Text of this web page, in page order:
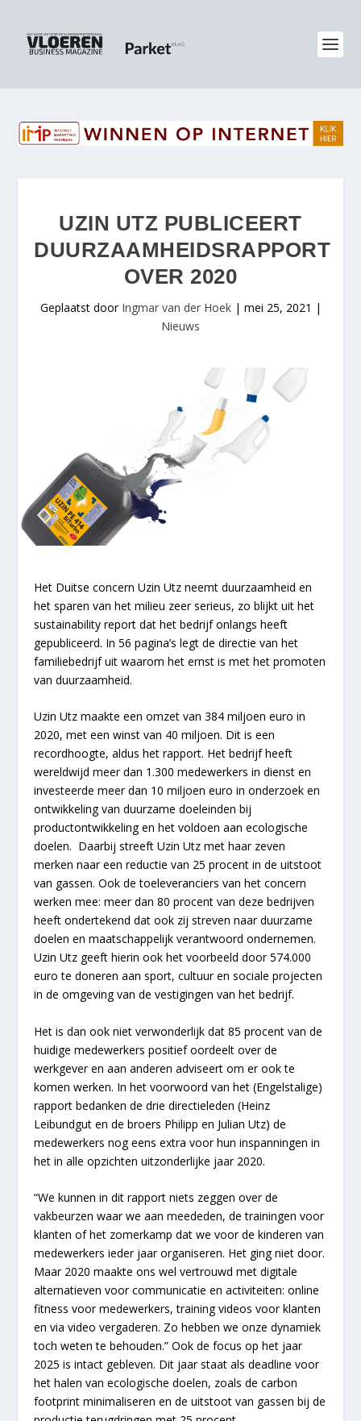
UZIN UTZ PUBLICEERT
DUURZAAMHEIDSRAPPORT
OVER 2020
Geplaatst door Ingmar van der Hoek| mei 25, 2021 |
Nieuws
Het Duitse concern Uzin Utz neemt duurzaamheid en
het sparen van het milieu zeer serieus, zo blijkt uit het
sustainability report dat het bedrijf onlangs heeft
gepubliceerd. In 56 pagina’s legt de directie van het
familiebedrijf uit waarom het ernst is met het promoten
van duurzaamheid.
Uzin Utz maakte een omzet van 384 miljoen euro in
2020, met een winst van 40 miljoen. Dit is een
recordhoogte, aldus het rapport. Het bedrijf heeft
wereldwijd meer dan 1.300 medewerkers in dienst en
investeerde meer dan 10 miljoen euro in onderzoek en
ontwikkeling van duurzame doeleinden bij
productontwikkeling en het voldoen aan ecologische
doelen. Daarbij streeft Uzin Utz met haar zeven
merken naar een reductie van 25 procent in de uitstoot
van gassen. Ook de toeleveranciers van het concern
werken mee: meer dan 80 procent van deze bedrijven
heeft ondertekend dat ook zij streven naar duurzame
doelen en maatschappelijk verantwoord ondernemen.
Uzin Utz geeft hierin ook het voorbeeld door 574.000
euro te doneren aan sport, cultuur en sociale projecten
in de omgeving van de vestigingen van het bedrijf.
Het is dan ook niet verwonderlijk dat 85 procent van de
huidige medewerkers positief oordeelt over de
werkgever en aan anderen adviseert om er ook te
komen werken. In het voorwoord van het (Engelstalige)
rapport bedanken de drie directieleden (Heinz
Leibundgut en de broers Philipp en Julian Utz) de
medewerkers nog eens extra voor hun inspanningen in
het in alle opzichten uitzonderlijke jaar 2020.
“We kunnen in dit rapport niets zeggen over de
vakbeurzen waar we aan meededen, de trainingen voor
klanten of het zomerkamp dat we voor de kinderen van
medewerkers ieder jaar organiseren. Het ging niet door.
Maar 2020 maakte ons wel vertrouwd met digitale
alternatieven voor communicatie en activiteiten: online
fitness voor medewerkers, training videos voor klanten
en via video vergaderen. Zo hebben we onze dynamiek
toch weten te behouden.” Ook de focus op het jaar
2025 is intact gebleven. Dit jaar staat als deadline voor
het halen van ecologische doelen, zoals de carbon
footprint minimaliseren en de uitstoot van gassen bij de